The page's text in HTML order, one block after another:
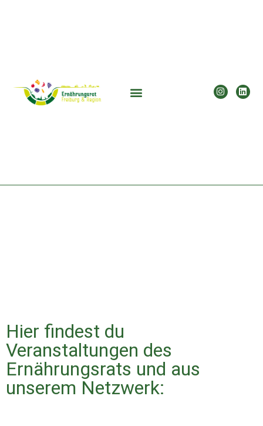
Hier findest du
Veranstaltungen des
Ernährungsrats und aus
unserem Netzwerk: